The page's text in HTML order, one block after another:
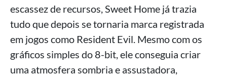
escassez de recursos, Sweet Home já trazia
tudo que depois se tornaria marca registrada
em jogos como Resident Evil. Mesmo com os
gráficos simples do 8-bit, ele conseguia criar
uma atmosfera sombria e assustadora,